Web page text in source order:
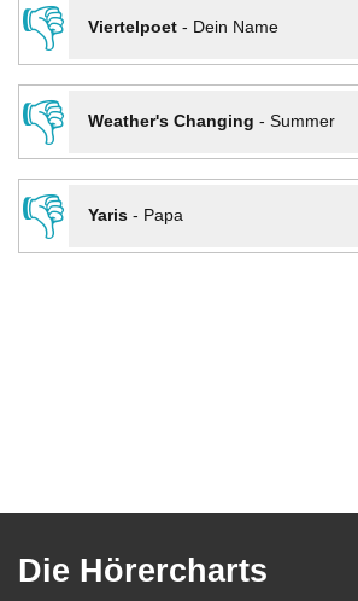
👎
Viertelpoet- Dein Name
👎
Weather's Changing - Summer
👎
Yaris- Papa
Die Hörercharts